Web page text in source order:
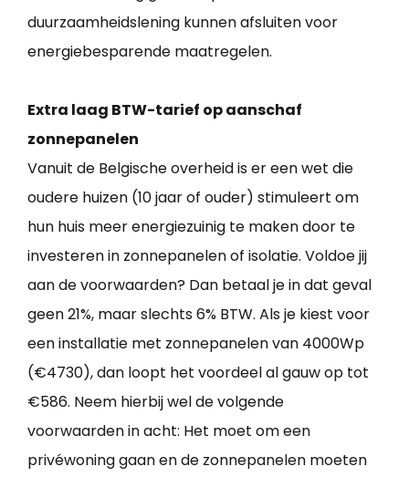
duurzaamheidslening kunnen afsluiten voor
energiebesparende maatregelen.
Extra laag BTW-tarief op aanschaf
zonnepanelen
Vanuit de Belgische overheid is er een wet die
oudere huizen (10 jaar of ouder) stimuleert om
hun huis meer energiezuinig te maken door te
investeren in zonnepanelen of isolatie. Voldoe jij
aan de voorwaarden? Dan betaal je in dat geval
geen 21%, maar slechts 6% BTW. Als je kiest voor
een installatie met zonnepanelen van 4000Wp
(€4730), dan loopt het voordeel al gauw op tot
€586. Neem hierbij wel de volgende
voorwaarden in acht: Het moet om een
privéwoning gaan en de zonnepanelen moeten